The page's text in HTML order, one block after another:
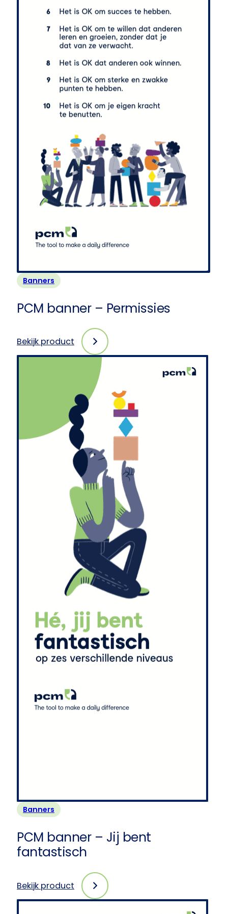
Banners
PCM banner – Permissies
Bekijk product
:
PCM
Permissies
Banners
PCM banner – Jij bent
fantastisch
Bekijk product
:
PCM